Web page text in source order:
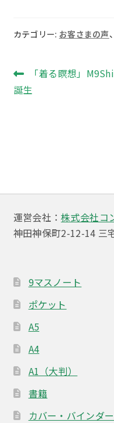
カテゴリー: お客さまの声、
投
稿
ー
シ
ョ
前
の
「着る瞑想」
誕生
運営会社：株式会社コ
神田神保町2-12-14 三
9マスノート
ポケット
A5
A4
A1（大判）
書籍
カバー・バインダー